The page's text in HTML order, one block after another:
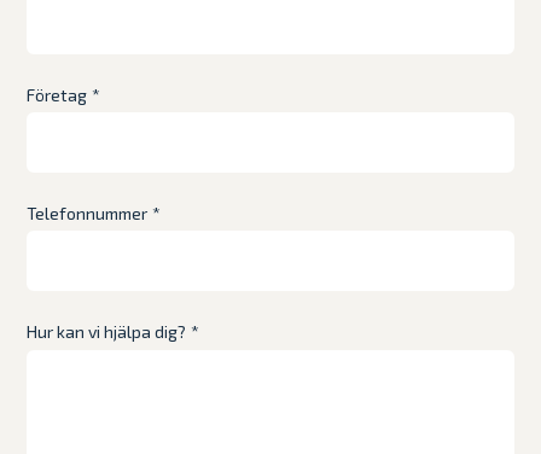
Företag *
Telefonnummer *
Hur kan vi hjälpa dig? *